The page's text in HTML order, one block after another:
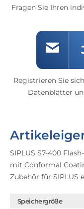
Fragen Sie Ihren
Registrieren Sie
Datenblätter
SIPLUS S7-400
mit Conformal
Zubehör für SIPLUS
Speichergröße